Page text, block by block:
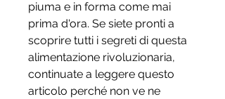
piuma e in forma come mai
prima d'ora. Se siete pronti a
scoprire tutti i segreti di questa
alimentazione rivoluzionaria,
continuate a leggere questo
articolo perché non ve ne